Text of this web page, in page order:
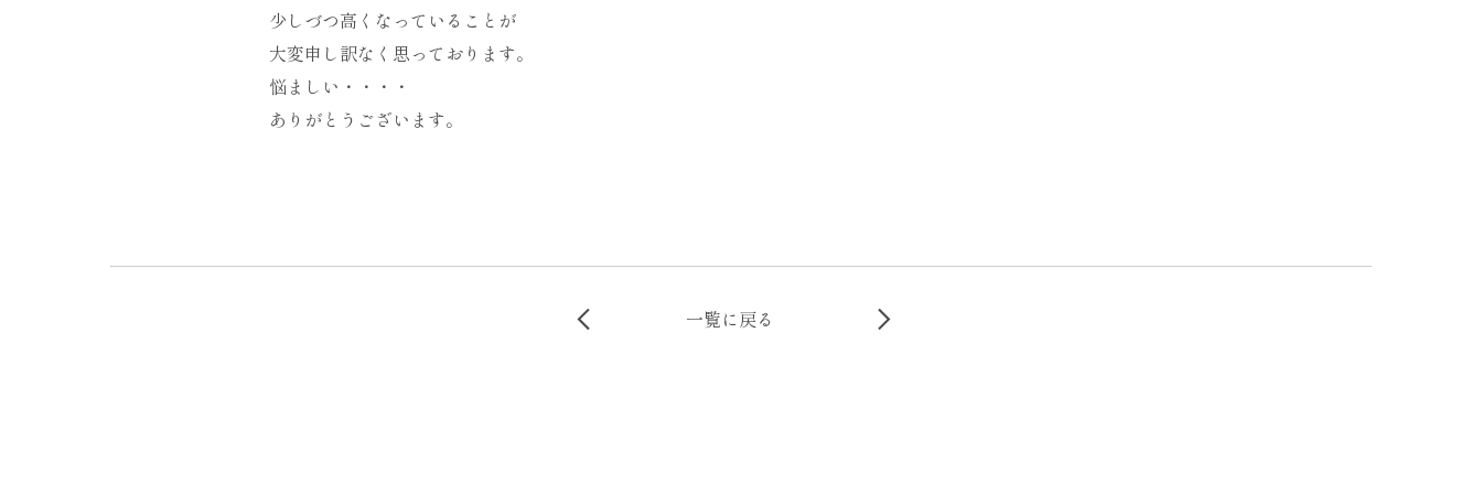
少しづつ高くなっていることが
大変申し訳なく思っております。
悩ましい・・・・
ありがとうございます。
一覧に戻る